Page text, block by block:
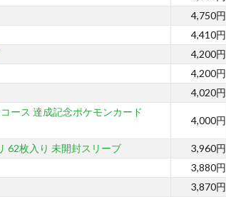
4,750円
4,410円
4,200円
4,200円
4,020円
ース 達成記念ポケモンカード
4,000円
62枚入り 未開封スリーブ
3,960円
3,880円
3,870円